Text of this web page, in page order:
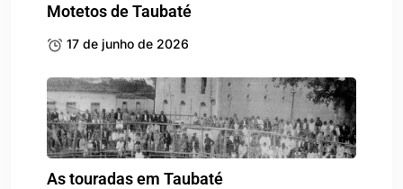
Motetos de Taubaté
17 de junho de 2026
As touradas em Taubaté